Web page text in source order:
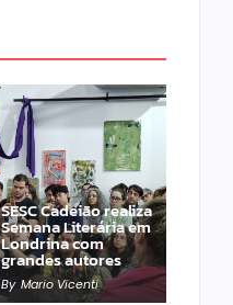
SESC Cadeião realiza
Semana Literária em
Londrina com
grandes autores
By Mario Vicenti